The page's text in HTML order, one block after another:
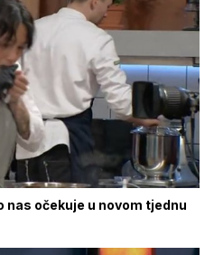
nas očekuje u novom tjednu